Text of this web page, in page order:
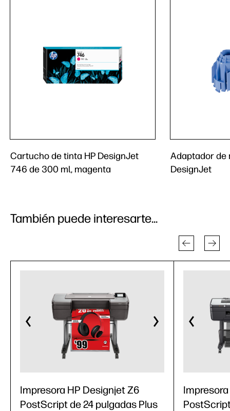
Cartucho de tinta HP DesignJet
746 de 300 ml, magenta
Adaptador de
DesignJet
También puede interesarte...
Impresora HP Designjet Z6
PostScript de 24 pulgadas Plus